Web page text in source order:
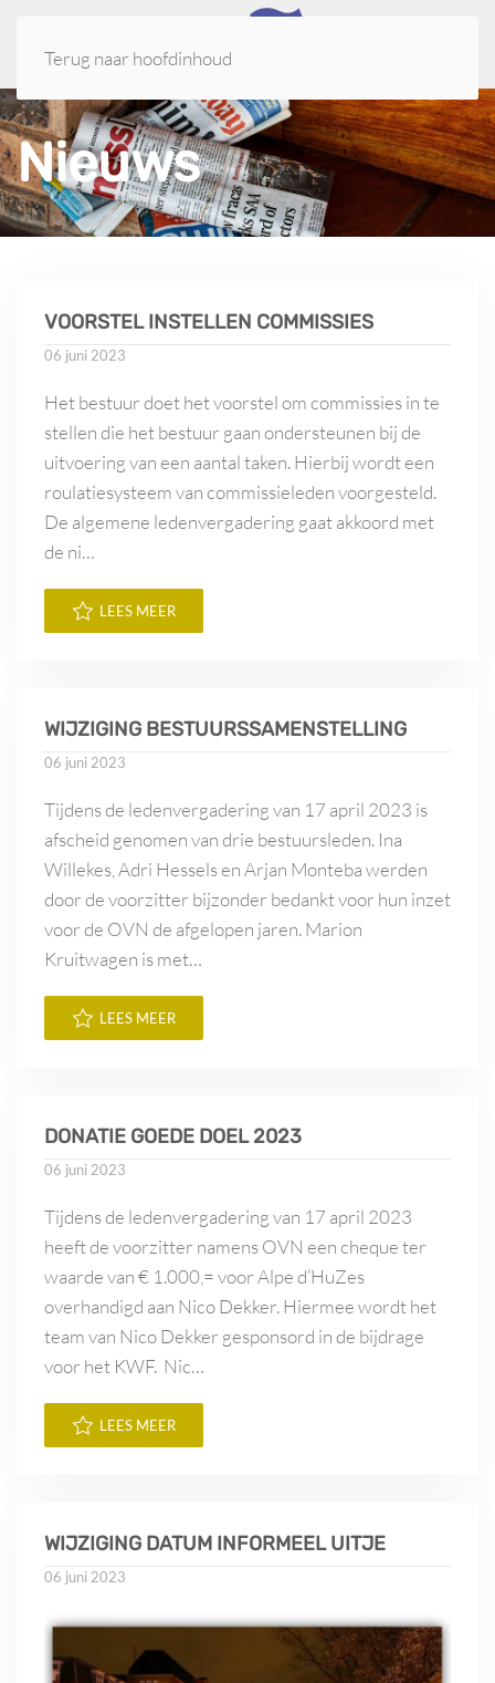
Terug naar hoofdinhoud
Nieuws
VOORSTEL INSTELLEN COMMISSIES
06 juni 2023
Het bestuur doet het voorstel om commissies in te
stellen die het bestuur gaan ondersteunen bij de
uitvoering van een aantal taken. Hierbij wordt een
roulatiesysteem van commissieleden voorgesteld.
De algemene ledenvergadering gaat akkoord met
de ni…
LEES MEER
WIJZIGING BESTUURSSAMENSTELLING
06 juni 2023
Tijdens de ledenvergadering van 17 april 2023 is
afscheid genomen van drie bestuursleden. Ina
Willekes, Adri Hessels en Arjan Monteba werden
door de voorzitter bijzonder bedankt voor hun inzet
voor de OVN de afgelopen jaren. Marion
Kruitwagen is met…
LEES MEER
DONATIE GOEDE DOEL 2023
06 juni 2023
Tijdens de ledenvergadering van 17 april 2023
heeft de voorzitter namens OVN een cheque ter
waarde van € 1.000,= voor Alpe d’HuZes
overhandigd aan Nico Dekker. Hiermee wordt het
team van Nico Dekker gesponsord in de bijdrage
voor het KWF. Nic…
LEES MEER
WIJZIGING DATUM INFORMEEL UITJE
06 juni 2023